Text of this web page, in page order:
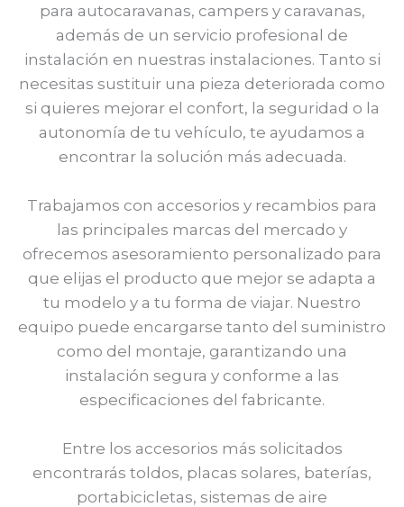
para autocaravanas, campers y caravanas,
además de un servicio profesional de
instalación en nuestras instalaciones. Tanto si
necesitas sustituir una pieza deteriorada como
si quieres mejorar el confort, la seguridad o la
autonomía de tu vehículo, te ayudamos a
encontrar la solución más adecuada.
Trabajamos con accesorios y recambios para
las principales marcas del mercado y
ofrecemos asesoramiento personalizado para
que elijas el producto que mejor se adapta a
tu modelo y a tu forma de viajar. Nuestro
equipo puede encargarse tanto del suministro
como del montaje, garantizando una
instalación segura y conforme a las
especificaciones del fabricante.
Entre los accesorios más solicitados
encontrarás toldos, placas solares, baterías,
portabicicletas, sistemas de aire